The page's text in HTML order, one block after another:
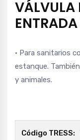
VÁLVULA
• Para sanitarios
estanque.
y animales.
Código TRESS: